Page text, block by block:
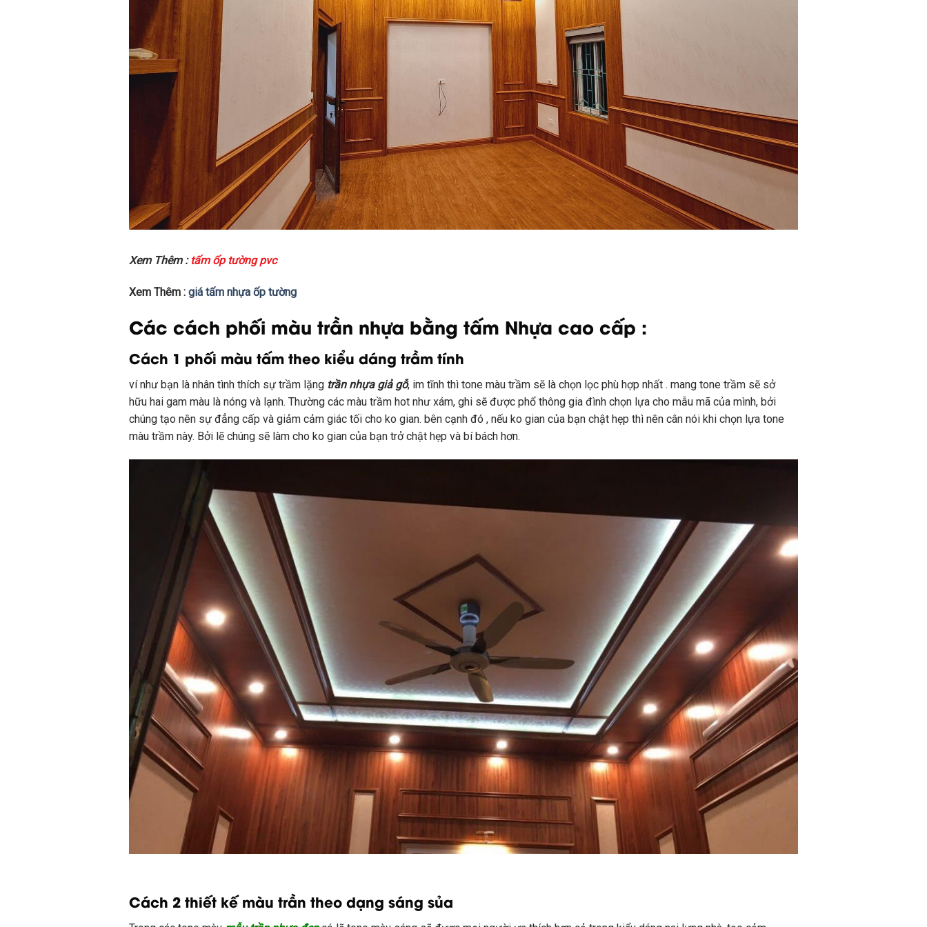
Xem Thêm : tấm ốp tường pvc
Xem Thêm : giá tấm nhựa ốp tường
Các cách phối màu trần nhựa bằng tấm Nhựa cao cấp :
Cách 1 phối màu tấm theo kiểu dáng trầm tính
ví như bạn là nhân tình thích sự trầm lặng trần nhựa giả gỗ, im tĩnh thì tone màu trầm sẽ là chọn lọc phù hợp nhất . mang tone trầm sẽ sở
hữu hai gam màu là nóng và lạnh. Thường các màu trầm hot như xám, ghi sẽ được phổ thông gia đình chọn lựa cho mẫu mã của mình, bởi
chúng tạo nên sự đẳng cấp và giảm cảm giác tối cho ko gian. bên cạnh đó , nếu ko gian của bạn chật hẹp thì nên cân nói khi chọn lựa tone
màu trầm này. Bởi lẽ chúng sẽ làm cho ko gian của bạn trở chật hẹp và bí bách hơn.
Cách 2 thiết kế màu trần theo dạng sáng sủa